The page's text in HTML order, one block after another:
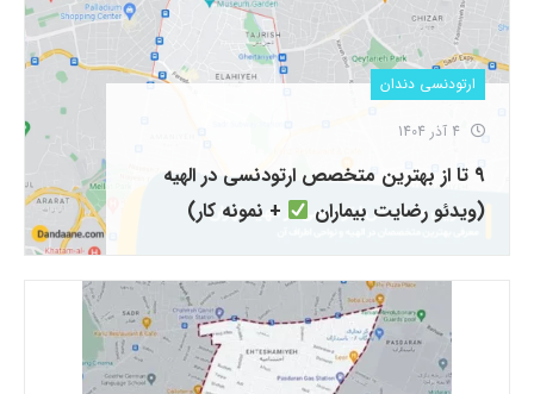
ارتودنسی دندان
9 تا از بهترین متخصص ارتودنسی در الهیه
(ویدئو رضایت بیماران
+ نمونه کار)